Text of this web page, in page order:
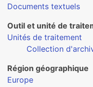
Documents textuels
Outil et unité de
Unités de traitement
Collection
Région géographique
Europe